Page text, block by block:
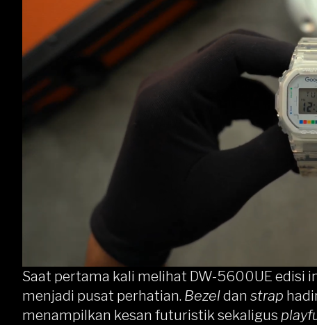
Saat pertama kali melihat DW-5600UE edisi
menjadi pusat perhatian. Bezeldan strap
menampilkan kesan futuristik sekaligus